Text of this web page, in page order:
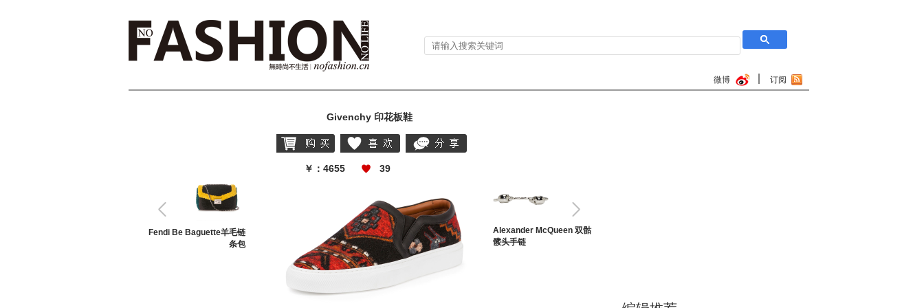
订阅
微博
Givenchy 印花板鞋
喜欢 分享
￥：4655 39
Fendi Be Baguette羊毛链
条包
Alexander McQueen 双骷
髅头手链